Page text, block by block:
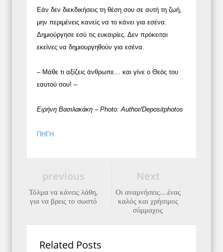
Εάν δεν διεκδικήσεις τη θέση σου σε αυτή τη ζωή,
μην περιμένεις κανείς να το κάνει για εσένα.
Δημιούργησε εσύ τις ευκαιρίες. Δεν πρόκειται
εκείνες να δημιουργηθούν για εσένα.
– Μάθε τι αξίζεις άνθρωπε… και γίνε ο Θεός του
εαυτού σου! –
Ειρήνη Βασιλακάκη – Photo: Author/Depositphotos
ΠΗΓΗ
Next
Οι αναμνήσεις…ένας
καλός και χρήσιμος
σύμμαχος
previous
Τόλμα να κάνεις λάθη,
για να βρεις το σωστό
Related Posts